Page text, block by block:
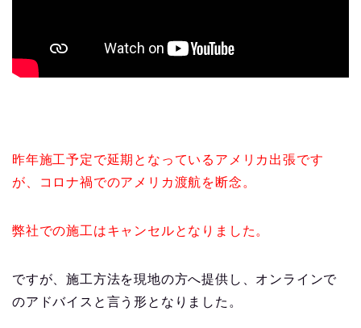
昨年施工予定で延期となっているアメリカ出張です
が、コロナ禍でのアメリカ渡航を断念。
弊社での施工はキャンセルとなりました。
ですが、施工方法を現地の方へ提供し、オンラインで
のアドバイスと言う形となりました。